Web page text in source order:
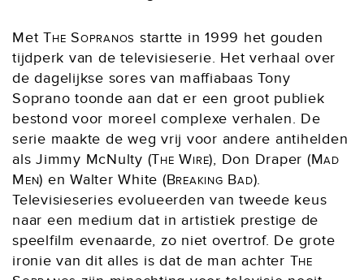
MetThe Sopranos startte in 1999 het gouden
tijdperk van de televisieserie. Het verhaal over
de dagelijkse sores van maffiabaas Tony
Soprano toonde aan dat er een groot publiek
bestond voor moreel complexe verhalen. De
serie maakte de weg vrij voor andere antihelden
als Jimmy McNulty (The Wire), Don Draper (Mad
Men) en Walter White (Breaking Bad).
Televisieseries evolueerden van tweede keus
naar een medium dat in artistiek prestige de
speelfilm evenaarde, zo niet overtrof. De grote
ironie van dit alles is dat de man achter The